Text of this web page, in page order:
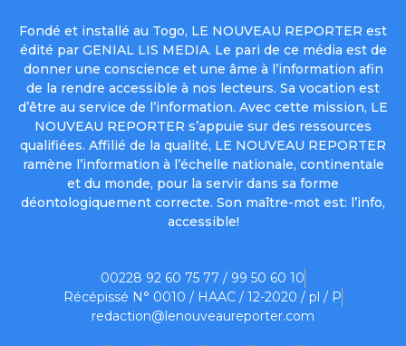
Fondé et installé au Togo, LE NOUVEAU REPORTER est
édité par GENIAL LIS MEDIA. Le pari de ce média est de
donner une conscience et une âme à l’information afin
de la rendre accessible à nos lecteurs. Sa vocation est
d’être au service de l’information. Avec cette mission, LE
NOUVEAU REPORTER s’appuie sur des ressources
qualifiées. Affilié de la qualité, LE NOUVEAU REPORTER
ramène l’information à l’échelle nationale, continentale
et du monde, pour la servir dans sa forme
déontologiquement correcte. Son maître-mot est: l’info,
accessible!
00228 92 60 75 77 / 99 50 60 10
Récépissé N° 0010 / HAAC / 12-2020 / pl / P
redaction@lenouveaureporter.com